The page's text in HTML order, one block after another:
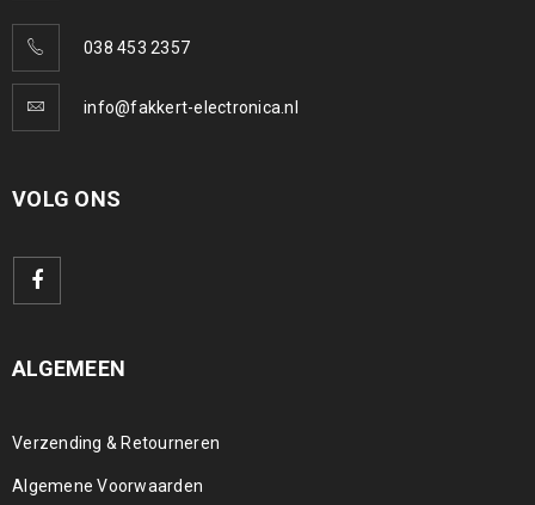
038 453 2357
info@fakkert-electronica.nl
VOLG ONS
ALGEMEEN
Verzending & Retourneren
Algemene Voorwaarden